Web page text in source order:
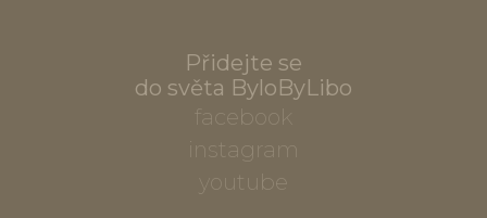
Přidejte se
do světa ByloByLibo
facebook
instagram
youtube